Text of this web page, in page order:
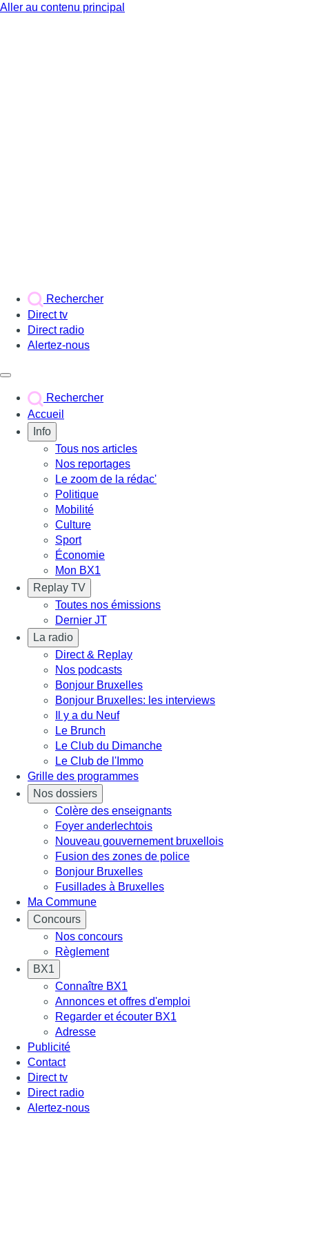
Aller au contenu principal
Rechercher
Direct tv
Direct radio
Alertez-nous
Rechercher
Accueil
Info
Tous nos articles
Nos reportages
Le zoom de la rédac'
Politique
Mobilité
Culture
Sport
Économie
Mon BX1
Replay TV
Toutes nos émissions
Dernier JT
La radio
Direct & Replay
Nos podcasts
Bonjour Bruxelles
Bonjour Bruxelles: les interviews
Il y a du Neuf
Le Brunch
Le Club du Dimanche
Le Club de l'Immo
Grille des programmes
Nos dossiers
Colère des enseignants
Foyer anderlechtois
Nouveau gouvernement bruxellois
Fusion des zones de police
Bonjour Bruxelles
Fusillades à Bruxelles
Ma Commune
Concours
Nos concours
Règlement
BX1
Connaître BX1
Annonces et offres d'emploi
Regarder et écouter BX1
Adresse
Publicité
Contact
Direct tv
Direct radio
Alertez-nous